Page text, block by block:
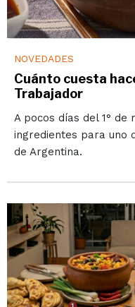
NOVEDADES
Cuánto cuesta
Trabajador
A pocos días del 1° de
ingredientes para uno
de Argentina.